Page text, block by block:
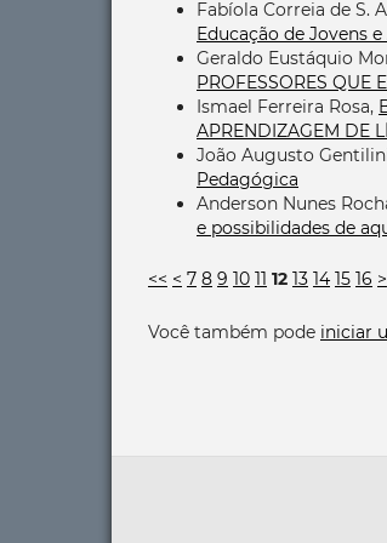
Fabíola Correia de S.
Educação de Jovens
Geraldo Eustáquio
PROFESSORES QUE
Ismael Ferreira Rosa,
APRENDIZAGEM DE
João Augusto
Pedagógica
Anderson Nunes
e possibilidades de
<< < 7 8 9 10 11 12 13 14 15 16 >
Você também pode iniciar